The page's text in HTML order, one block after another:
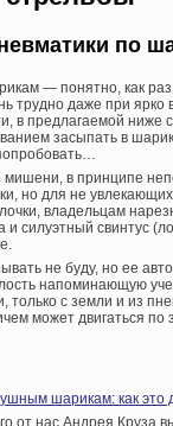
по
— понятно, как
трудно даже при
в предлагаемой
засыпать в
в принципе
но для не
владельцам
силуэтный свинтус
не буду, но ее
напоминающую
с земли и из
может двигаться по
шарикам: как это
от нас Андрея Круза